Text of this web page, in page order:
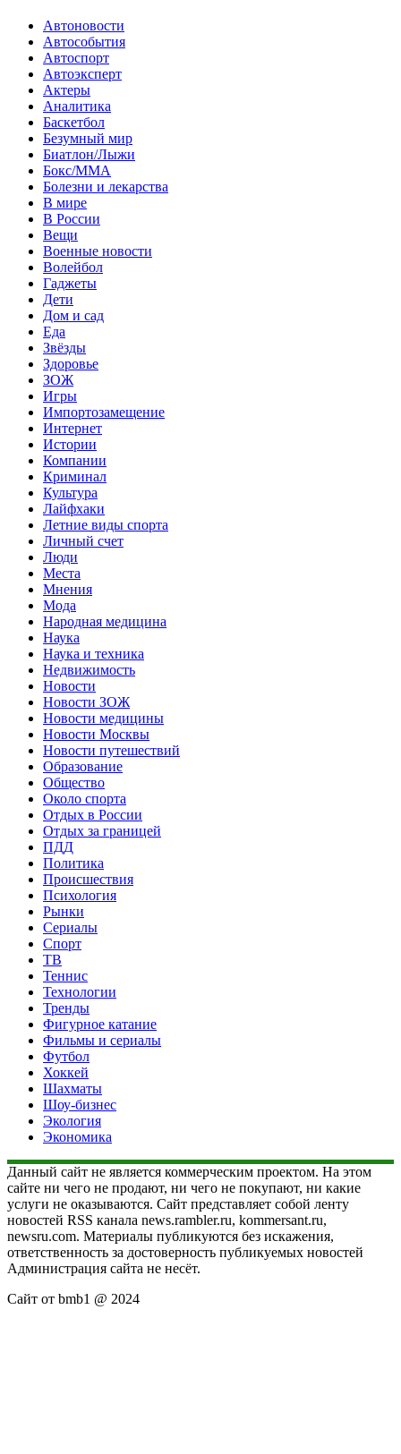
Автоновости
Автособытия
Автоспорт
Автоэксперт
Актеры
Аналитика
Баскетбол
Безумный мир
Биатлон/Лыжи
Бокс/MMA
Болезни и лекарства
В мире
В России
Вещи
Военные новости
Волейбол
Гаджеты
Дети
Дом и сад
Еда
Звёзды
Здоровье
ЗОЖ
Игры
Импортозамещение
Интернет
Истории
Компании
Криминал
Культура
Лайфхаки
Летние виды спорта
Личный счет
Люди
Места
Мнения
Мода
Народная медицина
Наука
Наука и техника
Недвижимость
Новости
Новости ЗОЖ
Новости медицины
Новости Москвы
Новости путешествий
Образование
Общество
Около спорта
Отдых в России
Отдых за границей
ПДД
Политика
Происшествия
Психология
Рынки
Сериалы
Спорт
ТВ
Теннис
Технологии
Тренды
Фигурное катание
Фильмы и сериалы
Футбол
Хоккей
Шахматы
Шоу-бизнес
Экология
Экономика
Данный сайт не является коммерческим проектом. На этом
сайте ни чего не продают, ни чего не покупают, ни какие
услуги не оказываются. Сайт представляет собой ленту
новостей RSS канала news.rambler.ru, kommersant.ru,
newsru.com. Материалы публикуются без искажения,
ответственность за достоверность публикуемых новостей
Администрация сайта не несёт.
Сайт от bmb1 @ 2024